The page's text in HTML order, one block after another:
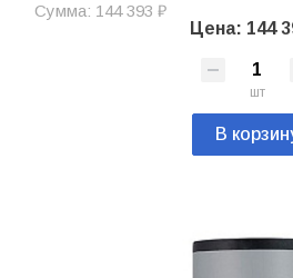
Сумма: 144 393 ₽
Цена: 144
шт
В